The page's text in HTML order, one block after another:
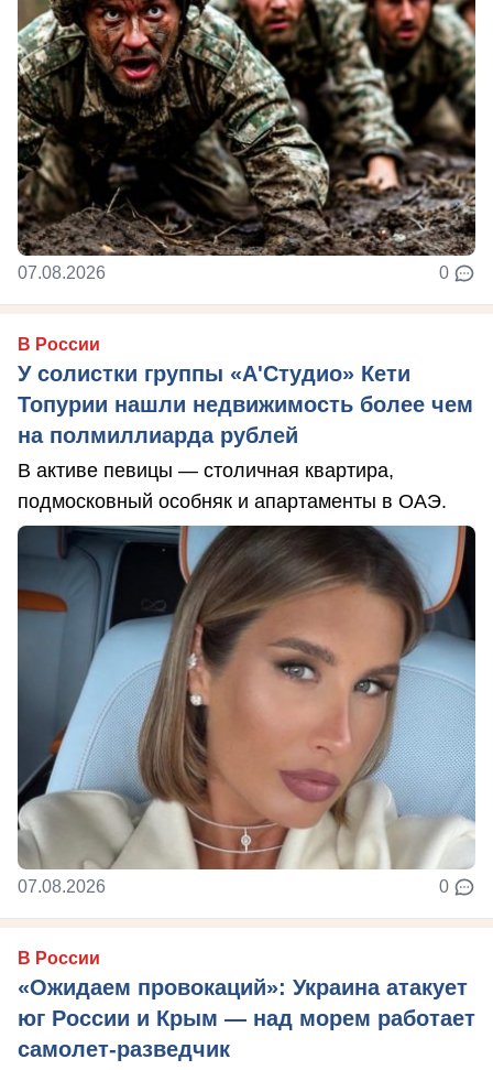
07.08.2026 0
В России
У солистки группы «А'Студио» Кети
Топурии нашли недвижимость более чем
на полмиллиарда рублей
В активе певицы — столичная квартира,
подмосковный особняк и апартаменты в ОАЭ.
07.08.2026 0
В России
«Ожидаем провокаций»: Украина атакует
юг России и Крым — над морем работает
самолет-разведчик